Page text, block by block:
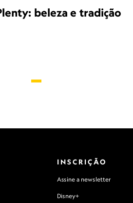
beleza e tradição
INSCRIÇÃO
Assine a newsletter
Disney+